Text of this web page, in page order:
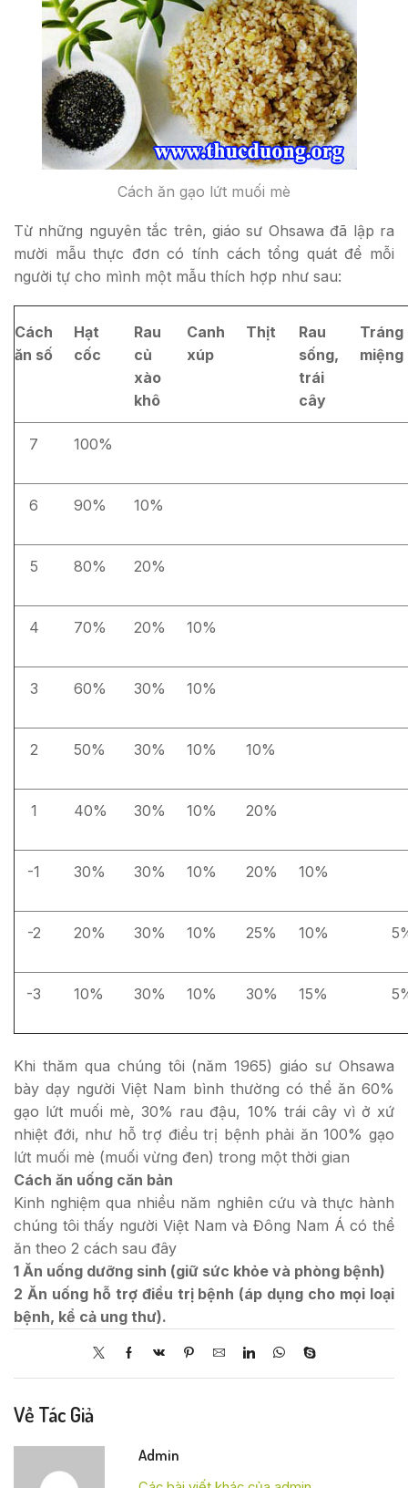
Cách ăn gạo lứt muối mè
Từ những nguyên tắc trên, giáo sư Ohsawa đã lập ra
mười mẫu thực đơn có tính cách tổng quát để mỗi
người tự cho mình một mẫu thích hợp như sau:
Cách
ăn số
Hạt
cốc
Rau
củ
xào
khô
Canh
xúp
Thịt
Rau
sống,
trái
cây
Tráng
miệng
7 100%
6 90% 10%
5 80% 20%
4 70% 20% 10%
3 60% 30% 10%
2 50% 30% 10% 10%
1 40% 30% 10% 20%
-1 30% 30% 10% 20% 10%
-2 20% 30% 10% 25% 10%
-3 10% 30% 10% 30% 15%
Khi thăm qua chúng tôi (năm 1965) giáo sư Ohsawa
bày dạy người Việt Nam bình thường có thể ăn 60%
gạo lứt muối mè, 30% rau đậu, 10% trái cây vì ở xứ
nhiệt đới, như hỗ trợ điều trị bệnh phải ăn 100% gạo
lứt muối mè (muối vừng đen) trong một thời gian
Cách ăn uống căn bản
Kinh nghiệm qua nhiều năm nghiên cứu và thực hành
chúng tôi thấy người Việt Nam và Đông Nam Á có thể
ăn theo 2 cách sau đây
1 Ăn uống dưỡng sinh (giữ sức khỏe và phòng bệnh)
2 Ăn uống hỗ trợ điều trị bệnh (áp dụng cho mọi loại
bệnh, kể cả ung thư).
Về Tác Giả
Admin